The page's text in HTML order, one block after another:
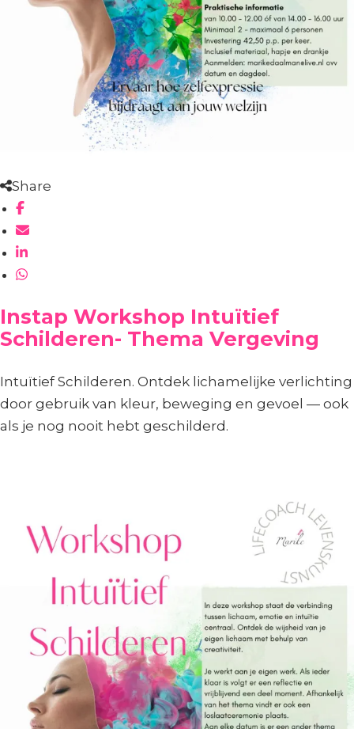
Share
Instap Workshop Intuïtief
Schilderen- Thema Vergeving
Intuïtief Schilderen. Ontdek lichamelijke verlichting
door gebruik van kleur, beweging en gevoel — ook
als je nog nooit hebt geschilderd.